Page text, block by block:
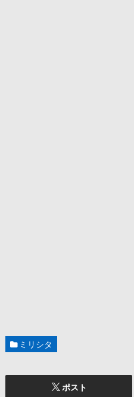
ミリシタ
ポスト